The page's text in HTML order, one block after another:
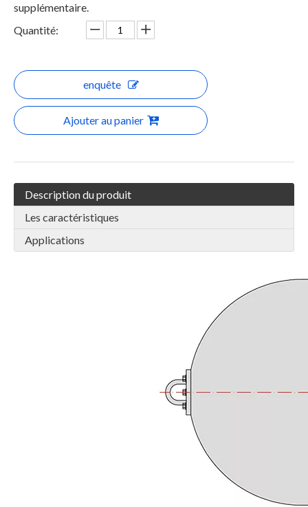
supplémentaire.
Quantité:
enquête
Ajouter au panier
Description du produit
Les caractéristiques
Applications